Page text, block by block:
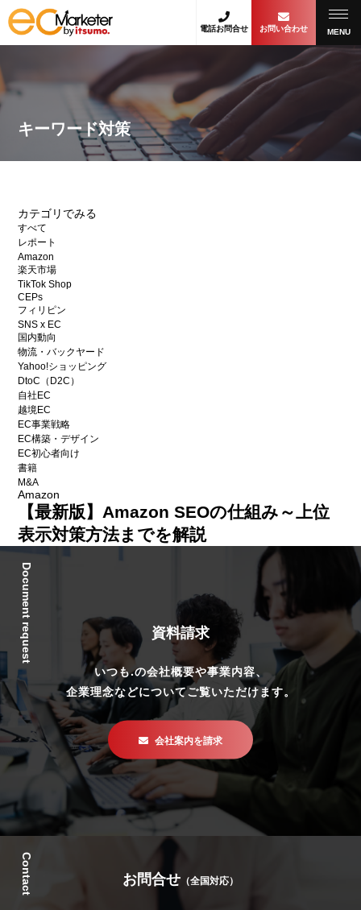
電話お問合せ お問い合わせ MENU
キーワード対策
カテゴリでみる
すべて
レポート
Amazon
楽天市場
TikTok Shop
CEPs
フィリピン
SNS x EC
国内動向
物流・バックヤード
Yahoo!ショッピング
DtoC（D2C）
自社EC
越境EC
EC事業戦略
EC構築・デザイン
EC初心者向け
書籍
M&A
Amazon
【最新版】Amazon SEOの仕組み～上位
表示対策方法までを解説
Document request 資料請求
いつも.の会社概要や事業内容、
企業理念などについてご覧いただけます。
会社案内を請求
Contact お問合せ （全国対応）